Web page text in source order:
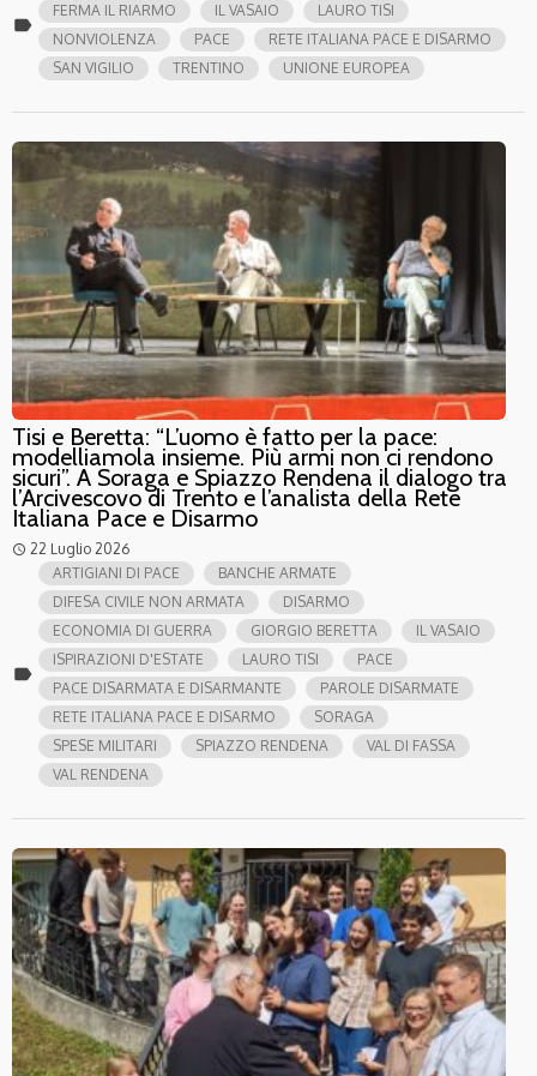
label
FERMA IL RIARMO
IL VASAIO
LAURO TISI
NONVIOLENZA
PACE
RETE ITALIANA PACE E DISARMO
SAN VIGILIO
TRENTINO UNIONE EUROPEA
Tisi e Beretta: “L’uomo è fatto per la pace:
modelliamola insieme. Più armi non ci rendono
sicuri”. A Soraga e Spiazzo Rendena il dialogo tra
l’Arcivescovo di Trento e l’analista della Rete
Italiana Pace e Disarmo
access_time 22 Luglio 2026
label
ARTIGIANI DI PACE
BANCHE ARMATE
DIFESA CIVILE NON ARMATA
DISARMO
ECONOMIA DI GUERRA
GIORGIO BERETTA
IL VASAIO
ISPIRAZIONI D'ESTATE
LAURO TISI
PACE
PACE DISARMATA E DISARMANTE
PAROLE DISARMATE
RETE ITALIANA PACE E DISARMO
SORAGA
SPESE MILITARI
SPIAZZO RENDENA
VAL DI FASSA
VAL RENDENA